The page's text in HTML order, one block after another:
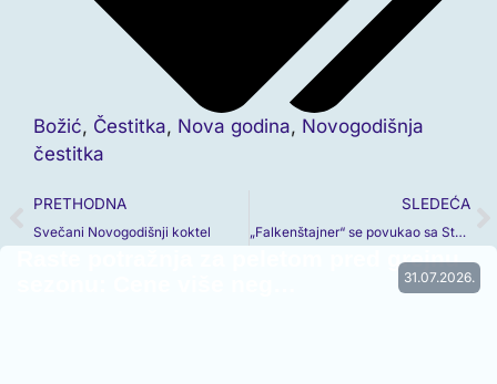
Božić, Čestitka, Nova godina, Novogodišnja
čestitka
PRETHODNA
Svečani Novogodišnji koktel
SLEDEĆA
„Falkenštajner“ se povukao sa Stare planine
31.07.2026.
Raste potražnja za peletom pred grejnu